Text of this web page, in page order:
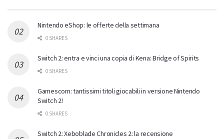
Nintendo eShop: le offerte della settimana
0 SHARES
Switch 2: entra e vinci una copia di Kena: Bridge of Spirits
0 SHARES
Gamescom: tantissimi titoli giocabili in versione Nintendo
Switch 2!
0 SHARES
Switch 2: Xeboblade Chronicles 2: la recensione